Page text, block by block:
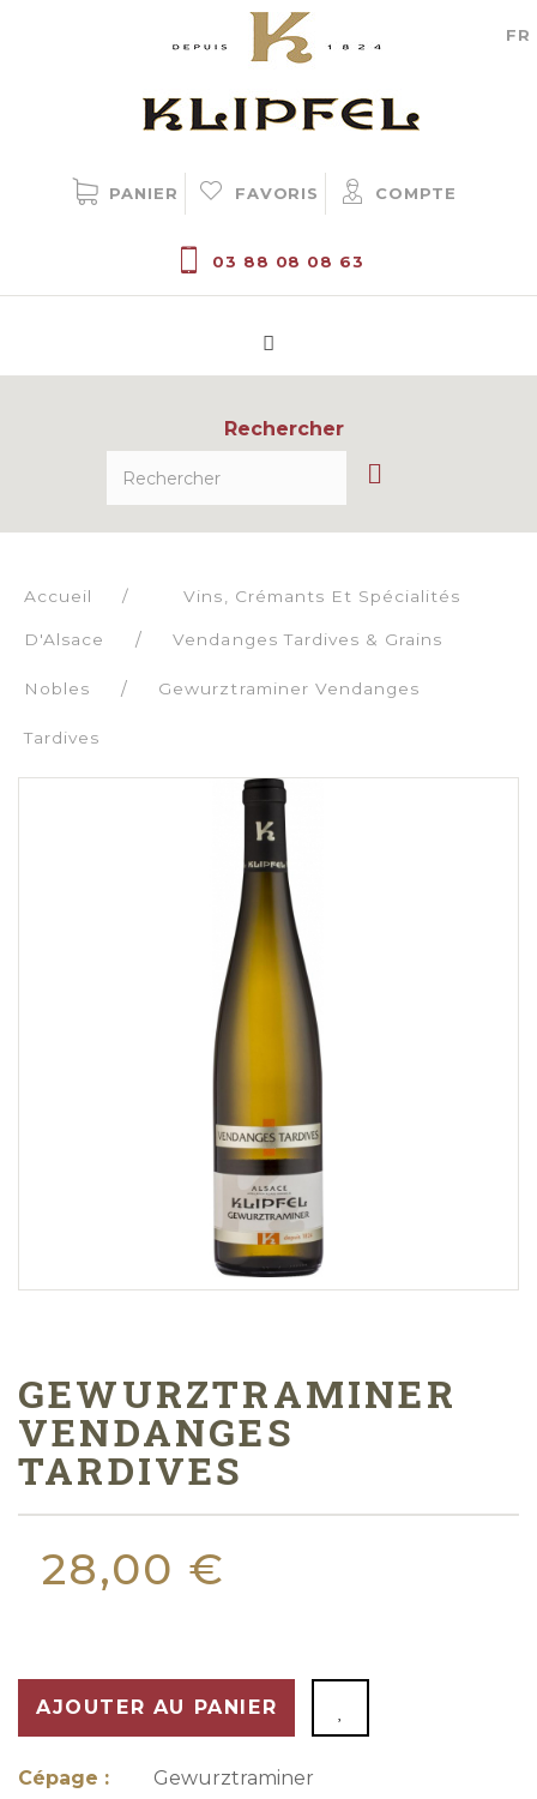
FR
PANIER FAVORIS COMPTE
03 88 08 08 63
Rechercher
Accueil / Vins, Crémants Et Spécialités
D'Alsace Vendanges Tardives & Grains
Nobles Gewurztraminer Vendanges
Tardives
GEWURZTRAMINER
VENDANGES
TARDIVES
28,00 €
AJOUTER AU PANIER
Cépage :
Gewurztraminer